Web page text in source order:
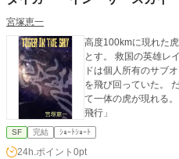
宮塚恵一
高度100kmに現れた
とす。 救国の英雄レイノルド・リベイン・チャン。 レイノル
ドは個人所有のサブ
を飛び回っていた。
て一体の虎が現れる。 三題噺「ホットココア」「虎」「弾道
飛行」
SF 完結 ｼｮｰﾄｼｮｰﾄ
24h.ポイント 0pt